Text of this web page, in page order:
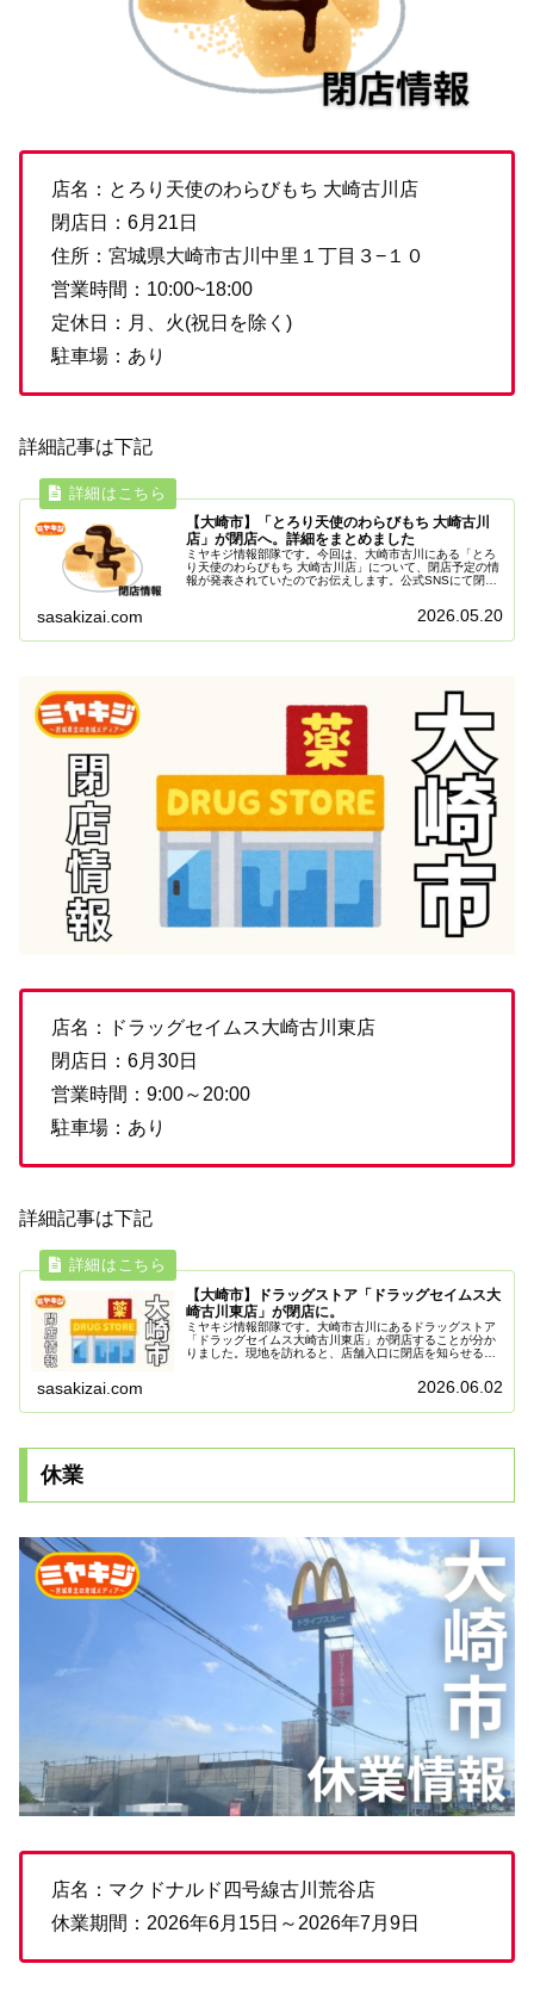
店名：とろり天使のわらびもち 大崎古川店
閉店日：6月21日
住所：宮城県大崎市古川中里１丁目３−１０
営業時間：10:00~18:00
定休日：月、火(祝日を除く)
駐車場：あり
詳細記事は下記
【大崎市】「とろり天使のわらびもち 大崎古川
店」が閉店へ。詳細をまとめました
ミヤキジ情報部隊です。今回は、大崎市古川にある「とろ
り天使のわらびもち 大崎古川店」について、閉店予定の情
報が発表されていたのでお伝えします。公式SNSにて閉店
sasakizai.com 2026.05.20
店名：ドラッグセイムス大崎古川東店
閉店日：6月30日
営業時間：9:00～20:00
駐車場：あり
詳細記事は下記
【大崎市】ドラッグストア「ドラッグセイムス大
崎古川東店」が閉店に。
ミヤキジ情報部隊です。大崎市古川にあるドラッグストア
「ドラッグセイムス大崎古川東店」が閉店することが分か
りました。現地を訪れると、店舗入口に閉店を知らせる掲
sasakizai.com 2026.06.02
休業
店名：マクドナルド四号線古川荒谷店
休業期間：2026年6月15日～2026年7月9日